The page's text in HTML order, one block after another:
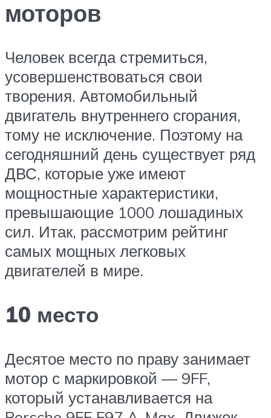
моторов
Человек всегда стремиться,
усовершенствоваться свои
творения. Автомобильный
двигатель внутреннего сгорания,
тому не исключение. Поэтому на
сегодняшний день существует ряд
ДВС, которые уже имеют
мощностные характеристики,
превышающие 1000 лошадиных
сил. Итак, рассмотрим рейтинг
самых мощных легковых
двигателей в мире.
10 место
Десятое место по праву занимает
мотор с маркировкой — 9FF,
который устанавливается на